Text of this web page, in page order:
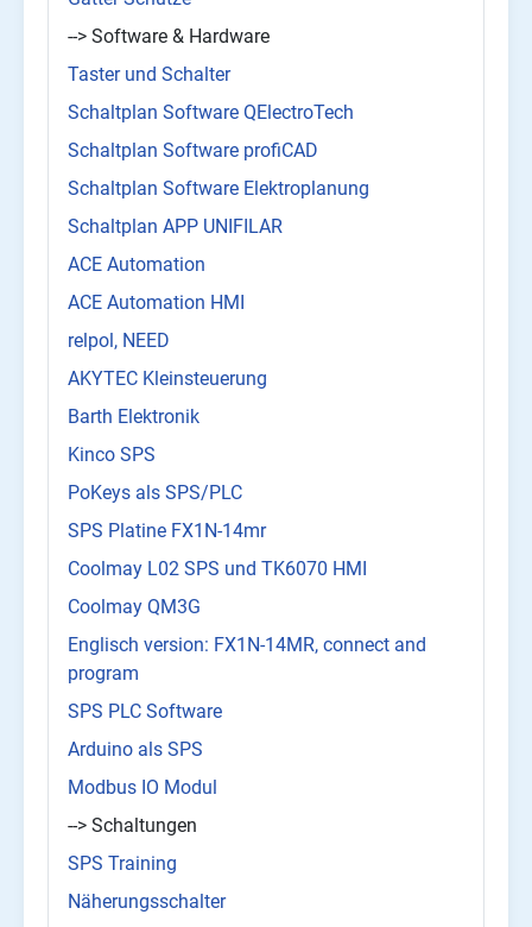
--> Software & Hardware
Taster und Schalter
Schaltplan Software QElectroTech
Schaltplan Software profiCAD
Schaltplan Software Elektroplanung
Schaltplan APP UNIFILAR
ACE Automation
ACE Automation HMI
relpol, NEED
AKYTEC Kleinsteuerung
Barth Elektronik
Kinco SPS
PoKeys als SPS/PLC
SPS Platine FX1N-14mr
Coolmay L02 SPS und TK6070 HMI
Coolmay QM3G
Englisch version: FX1N-14MR, connect and
program
SPS PLC Software
Arduino als SPS
Modbus IO Modul
--> Schaltungen
SPS Training
Näherungsschalter